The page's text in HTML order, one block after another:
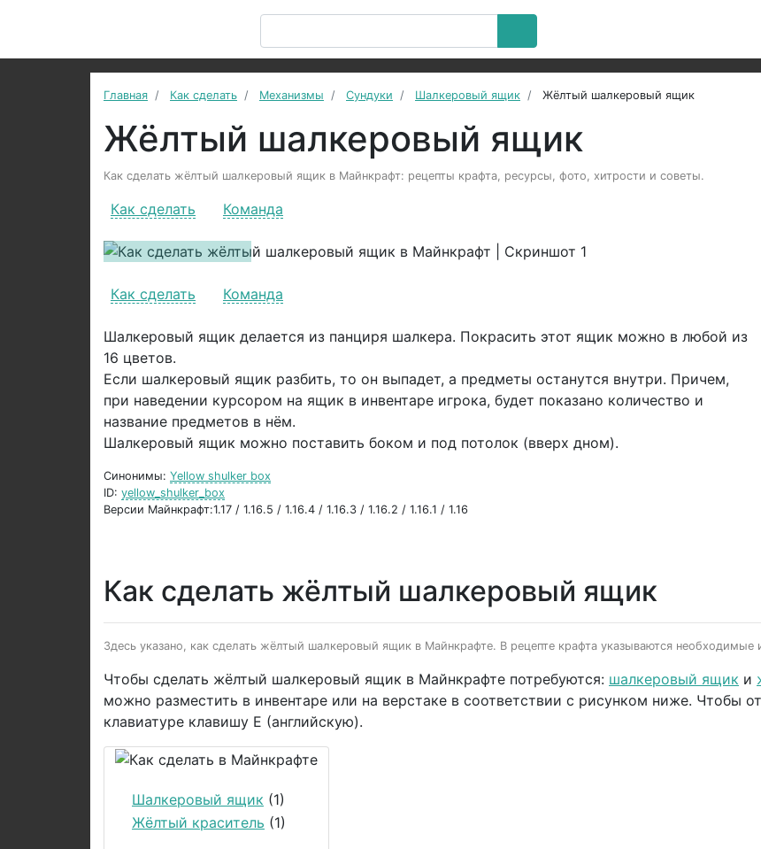
Главная Как сделать Механизмы Сундуки Шалкеровый ящик Жёлтый шалкеровый ящик
Жёлтый шалкеровый ящик
Как сделать жёлтый шалкеровый ящик в Майнкрафт: рецепты крафта, ресурсы, фото, хитрости и советы.
Как сделать Команда
Previous
Как сделать
Команда
Шалкеровый ящик делается из панциря шалкера. Покрасить этот ящик можно в любой из
16 цветов.
Если шалкеровый ящик разбить, то он выпадет, а предметы останутся внутри. Причем,
при наведении курсором на ящик в инвентаре игрока, будет показано количество и
название предметов в нём.
Шалкеровый ящик можно поставить боком и под потолок (вверх дном).
Синонимы: Yellow shulker box
ID: yellow_shulker_box
Версии Майнкрафт:1.17 / 1.16.5 / 1.16.4 / 1.16.3 / 1.16.2 / 1.16.1 / 1.16
Как сделать жёлтый шалкеровый ящик
Здесь указано, как сделать жёлтый шалкеровый ящик в Майнкрафте. В рецепте крафта указываются
Чтобы сделать жёлтый шалкеровый ящик в Майнкрафте потребуются: шалкеровый ящик и
можно разместить в инвентаре или на верстаке в соответствии с рисунком ниже. Чтобы
клавиатуре клавишу E (английскую).
Шалкеровый ящик (1)
Жёлтый краситель (1)